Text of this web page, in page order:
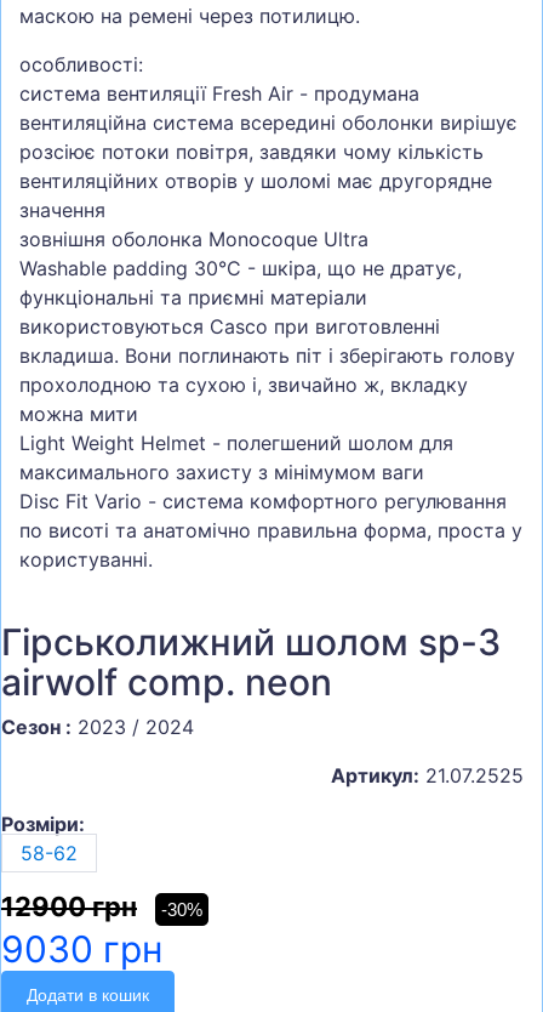
маскою на ремені через потилицю.
особливості:
система вентиляції Fresh Air - продумана
вентиляційна система всередині оболонки вирішує
розсіює потоки повітря, завдяки чому кількість
вентиляційних отворів у шоломі має другорядне
значення
зовнішня оболонка Monocoque Ultra
Washable padding 30°C - шкіра, що не дратує,
функціональні та приємні матеріали
використовуються Casco при виготовленні
вкладиша. Вони поглинають піт і зберігають голову
прохолодною та сухою і, звичайно ж, вкладку
можна мити
Light Weight Helmet - полегшений шолом для
максимального захисту з мінімумом ваги
Disc Fit Vario - система комфортного регулювання
по висоті та анатомічно правильна форма, проста у
користуванні.
Гірськолижний шолом sp-3
airwolf comp. neon
Сезон : 2023 / 2024
Артикул: 21.07.2525
Розміри:
58-62
12900 грн -30%
9030 грн
Додати в кошик